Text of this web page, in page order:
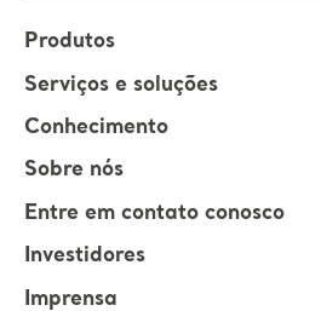
Produtos
Serviços e soluções
Conhecimento
Sobre nós
Entre em contato conosco
Investidores
Imprensa